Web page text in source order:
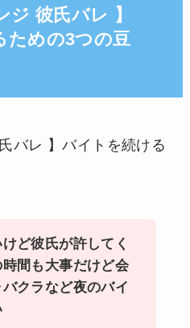
ジ 彼氏バレ 】
ための3つの豆
ど彼氏が許してく
間も大事だけど会
クラなど夜のバイ